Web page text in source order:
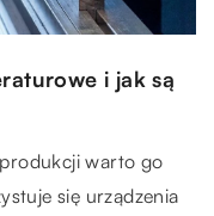
i jak są
warto go
się urządzenia